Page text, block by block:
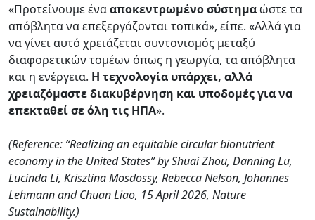
«Προτείνουμε ένααποκεντρωμένο σύστημα ώστε τα
απόβλητα να επεξεργάζονται τοπικά», είπε. «Αλλά για
να γίνει αυτό χρειάζεται συντονισμός μεταξύ
διαφορετικών τομέων όπως η γεωργία, τα απόβλητα
και η ενέργεια. Η τεχνολογία υπάρχει, αλλά
χρειαζόμαστε διακυβέρνηση και υποδομές για να
επεκταθεί σε όλη τις ΗΠΑ».
(Reference: “Realizing an equitable circular bionutrient
economy in the United States” by Shuai Zhou, Danning Lu,
Lucinda Li, Krisztina Mosdossy, Rebecca Nelson, Johannes
Lehmann and Chuan Liao, 15 April 2026, Nature
Sustainability.)